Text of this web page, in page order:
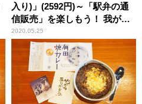
入り)」(2592円)～「駅弁の通
信販売」を楽しもう！ 我が家
で旅気分(vol.7せとやま弁当編)
2020.05.25